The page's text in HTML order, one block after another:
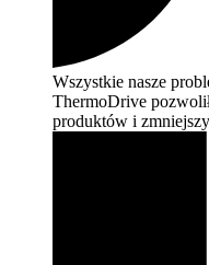
Wszystkie nasze
ThermoDrive
produktów i